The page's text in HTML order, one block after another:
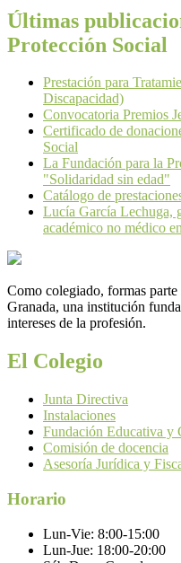
Últimas
Protección Social
Prestación para
Discapacidad)
Convocatoria Premios
Certificado de
Social
La Fundación para la
"Solidaridad sin edad"
Catálogo de
Lucía García Lechuga,
académico no médico
Como colegiado, formas
Granada, una institución
intereses de la profesión.
El Colegio
Junta Directiva
Instalaciones
Fundación Educativa y
Comisión de docencia
Asesoría Jurídica y
Horario
Lun-Vie: 8:00-15:00
Lun-Jue: 18:00-20:00